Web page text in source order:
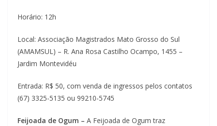
Horário: 12h
Local: Associação Magistrados Mato Grosso do Sul
(AMAMSUL) – R. Ana Rosa Castilho Ocampo, 1455 –
Jardim Montevidéu
Entrada: R$ 50, com venda de ingressos pelos contatos
(67) 3325-5135 ou 99210-5745
Feijoada de Ogum – A Feijoada de Ogum traz